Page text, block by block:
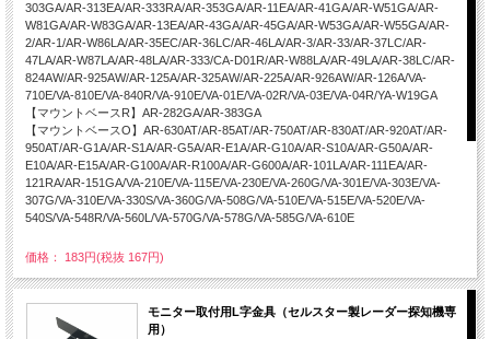
303GA/AR-313EA/AR-333RA/AR-353GA/AR-11EA/AR-41GA/AR-W51GA/AR-
W81GA/AR-W83GA/AR-13EA/AR-43GA/AR-45GA/AR-W53GA/AR-W55GA/AR-
2/AR-1/AR-W86LA/AR-35EC/AR-36LC/AR-46LA/AR-3/AR-33/AR-37LC/AR-
47LA/AR-W87LA/AR-48LA/AR-333/CA-D01R/AR-W88LA/AR-49LA/AR-38LC/AR-
824AW/AR-925AW/AR-125A/AR-325AW/AR-225A/AR-926AW/AR-126A/VA-
710E/VA-810E/VA-840R/VA-910E/VA-01E/VA-02R/VA-03E/VA-04R/YA-W19GA
【マウントベースR】AR-282GA/AR-383GA
【マウントベースO】AR-630AT/AR-85AT/AR-750AT/AR-830AT/AR-920AT/AR-
950AT/AR-G1A/AR-S1A/AR-G5A/AR-E1A/AR-G10A/AR-S10A/AR-G50A/AR-
E10A/AR-E15A/AR-G100A/AR-R100A/AR-G600A/AR-101LA/AR-111EA/AR-
121RA/AR-151GA/VA-210E/VA-115E/VA-230E/VA-260G/VA-301E/VA-303E/VA-
307G/VA-310E/VA-330S/VA-360G/VA-508G/VA-510E/VA-515E/VA-520E/VA-
540S/VA-548R/VA-560L/VA-570G/VA-578G/VA-585G/VA-610E
価格： 183円(税抜 167円)
モニター取付用L字金具（セルスター製レーダー探知機専
用）